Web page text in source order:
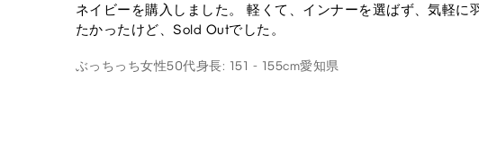
ネイビーを購入しました。 軽くて、インナーを選ばず、気軽に
たかったけど、Sold Outでした。
ぶっちっち女性50代身長: 151 - 155cm愛知県